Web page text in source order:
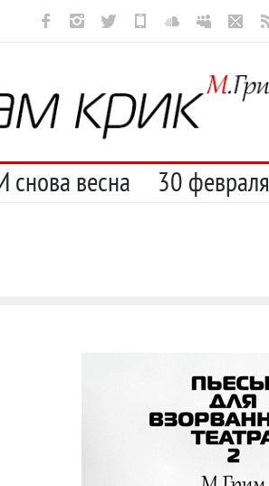
Барто) А ещё борода
снова весна 30 февраля